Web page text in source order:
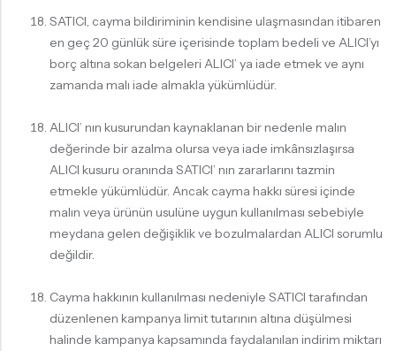
SATICI, cayma bildiriminin kendisine ulaşmasından itibaren
en geç 20 günlük süre içerisinde toplam bedeli ve ALICI’yı
borç altına sokan belgeleri ALICI’ ya iade etmek ve aynı
zamanda malı iade almakla yükümlüdür.
ALICI’ nın kusurundan kaynaklanan bir nedenle malın
değerinde bir azalma olursa veya iade imkânsızlaşırsa
ALICI kusuru oranında SATICI’ nın zararlarını tazmin
etmekle yükümlüdür. Ancak cayma hakkı süresi içinde
malın veya ürünün usulüne uygun kullanılması sebebiyle
meydana gelen değişiklik ve bozulmalardan ALICI sorumlu
değildir.
Cayma hakkının kullanılması nedeniyle SATICI tarafından
düzenlenen kampanya limit tutarının altına düşülmesi
halinde kampanya kapsamında faydalanılan indirim miktarı